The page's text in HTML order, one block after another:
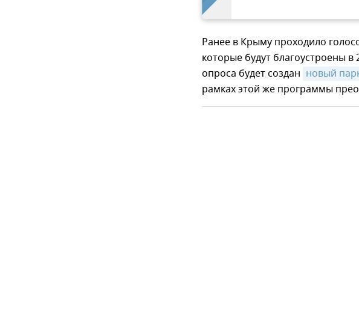
Ранее в Крыму проходило
которые будут благоустроены в
опроса будет создан новый
рамках этой же программы